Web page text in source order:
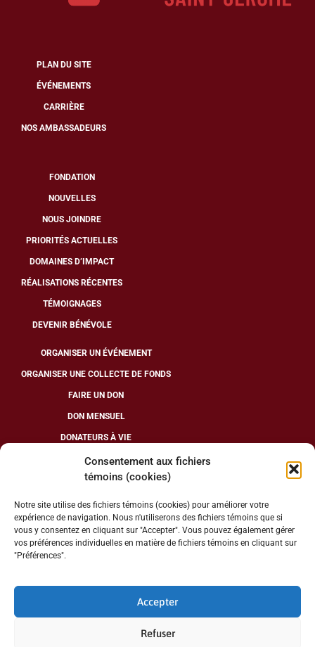
Consentement aux fichiers
témoins (cookies)
Notre site utilise des fichiers témoins (cookies) pour améliorer votre
expérience de navigation. Nous n'utiliserons des fichiers témoins que si
vous y consentez en cliquant sur "Accepter". Vous pouvez également gérer
vos préférences individuelles en matière de fichiers témoins en cliquant sur
"Préférences".
Accepter
Refuser
« En tant que président
de la Fondation, vous
pensez peut-être qu’il a
été facile pour moi de
poser ce geste et de faire
choix allait de soi. Eh
bien, sachez que non.
Tout comme vous, ce
sujet m’était inconnu
jusqu’au moment où j’ai
une conférence pour en
apprendre davantage.
choisissant de prendre
une assurance vie,
PLAN DU SITE
ÉVÉNEMENTS
CARRIÈRE
NOS AMBASSADEURS
FONDATION
NOUVELLES
NOUS JOINDRE
PRIORITÉS ACTUELLES
DOMAINES D’IMPACT
RÉALISATIONS RÉCENTES
TÉMOIGNAGES
DEVENIR BÉNÉVOLE
ORGANISER UN ÉVÉNEMENT
ORGANISER UNE COLLECTE DE FONDS
FAIRE UN DON
DON MENSUEL
DONATEURS À VIE
SUIVEZ-NOUS
NUMÉRO D’ORGANISME DE CHARITÉ : 13286 7078 RR0001
INSCRIVEZ VOUS À NOTRE INFOLETTRE